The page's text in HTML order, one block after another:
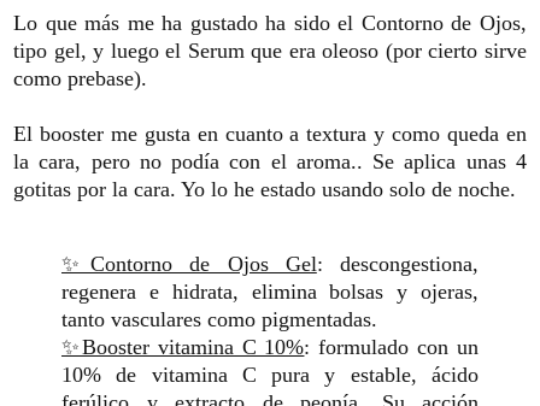
Lo que más me ha gustado ha sido el Contorno de Ojos,
tipo gel, y luego el Serum que era oleoso (por cierto sirve
como prebase).
El booster me gusta en cuanto a textura y como queda en
la cara, pero no podía con el aroma.. Se aplica unas 4
gotitas por la cara. Yo lo he estado usando solo de noche.
✨Contorno de Ojos Gel: descongestiona,
regenera e hidrata, elimina bolsas y ojeras,
tanto vasculares como pigmentadas.
✨Booster vitamina C 10%: formulado con un
10% de vitamina C pura y estable, ácido